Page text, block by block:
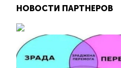
НОВОСТИ ПАРТНЕРОВ